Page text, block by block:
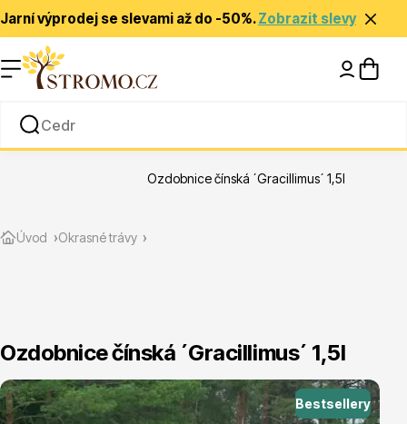
Jarní výprodej se slevami až do -50%.Zobrazit slevy
Rady a tipy
Zlevněné
Jehličnany
Úvod Okrasné trávy
Ozdobnice čínská ´Gracillimus´ 1,5l
Ozdobnice čínská ´Gracillimus´ 1,5l
Bestsellery